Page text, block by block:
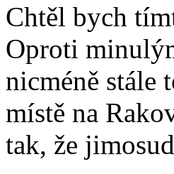
Chtěl bych
Oproti
nicméně stále
místě na
tak, že